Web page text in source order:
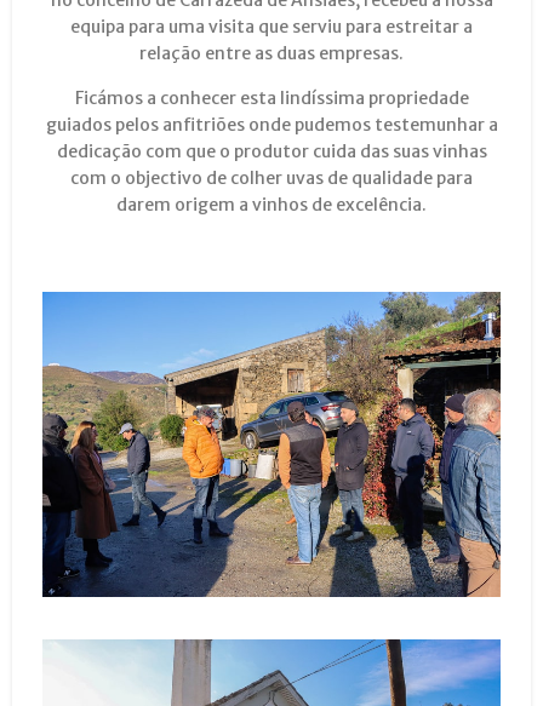
equipa para uma visita que serviu para estreitar a
relação entre as duas empresas.
Ficámos a conhecer esta lindíssima propriedade
guiados pelos anfitriões onde pudemos testemunhar a
dedicação com que o produtor cuida das suas vinhas
com o objectivo de colher uvas de qualidade para
darem origem a vinhos de excelência.